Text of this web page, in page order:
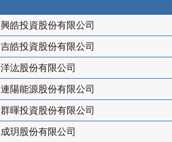
興皓投資股份有限公司
吉皓投資股份有限公司
洋汯股份有限公司
連陽能源股份有限公司
群暉投資股份有限公司
成玥股份有限公司